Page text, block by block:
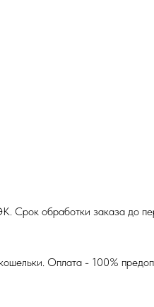
обработки заказа до
Оплата - 100%